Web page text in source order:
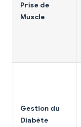
Prise de
Muscle
Gestion du
Diabète